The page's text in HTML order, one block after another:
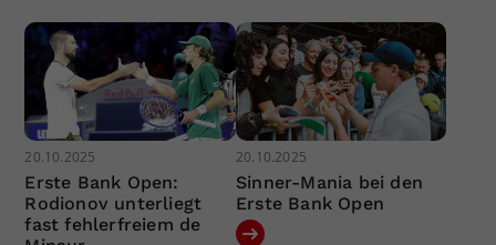
20.10.2025
Erste Bank Open:
Rodionov unterliegt
fast fehlerfreiem de
20.10.2025
Sinner-Mania bei den
Erste Bank Open